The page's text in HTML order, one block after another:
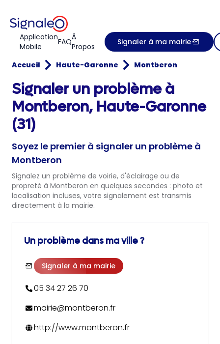
Application
Mobile
FAQÀ
Propos
Signaler à ma mairie
Accueil Haute-Garonne Montberon
Signaler un problème à
Montberon, Haute-Garonne
(31)
Soyez le premier à signaler un problème à
Montberon
Signalez un problème de voirie, d'éclairage ou de
propreté à Montberon en quelques secondes : photo et
localisation incluses, votre signalement est transmis
directement à la mairie.
Un problème dans ma ville ?
Signaler à ma mairie
05 34 27 26 70
mairie@montberon.fr
http://www.montberon.fr